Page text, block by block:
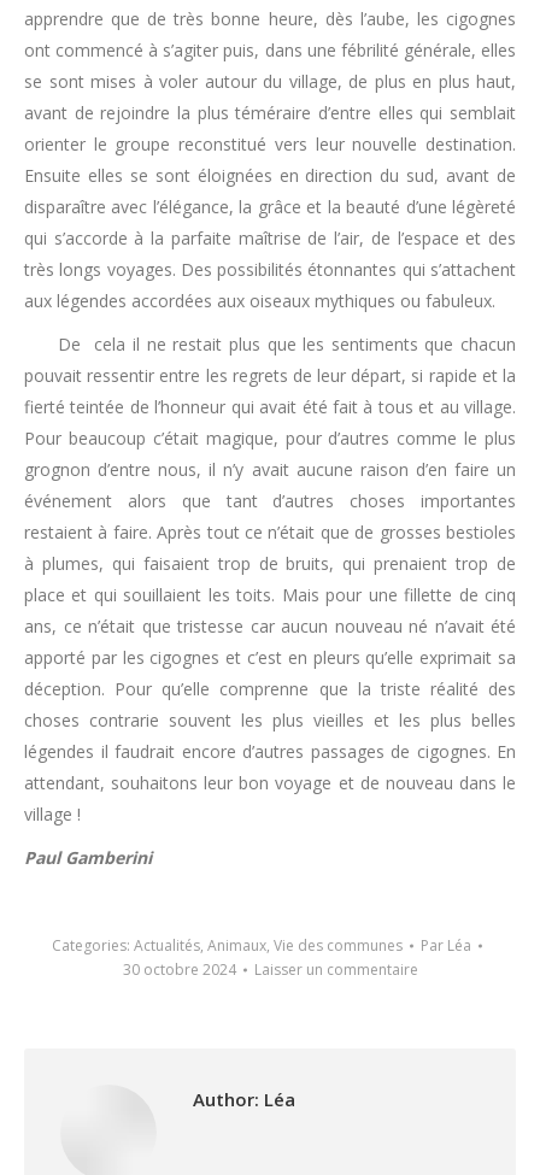
apprendre que de très bonne heure, dès l’aube, les cigognes
ont commencé à s’agiter puis, dans une fébrilité générale, elles
se sont mises à voler autour du village, de plus en plus haut,
avant de rejoindre la plus téméraire d’entre elles qui semblait
orienter le groupe reconstitué vers leur nouvelle destination.
Ensuite elles se sont éloignées en direction du sud, avant de
disparaître avec l’élégance, la grâce et la beauté d’une légèreté
qui s’accorde à la parfaite maîtrise de l’air, de l’espace et des
très longs voyages. Des possibilités étonnantes qui s’attachent
aux légendes accordées aux oiseaux mythiques ou fabuleux.
De cela il ne restait plus que les sentiments que chacun
pouvait ressentir entre les regrets de leur départ, si rapide et la
fierté teintée de l’honneur qui avait été fait à tous et au village.
Pour beaucoup c’était magique, pour d’autres comme le plus
grognon d’entre nous, il n’y avait aucune raison d’en faire un
événement alors que tant d’autres choses importantes
restaient à faire. Après tout ce n’était que de grosses bestioles
à plumes, qui faisaient trop de bruits, qui prenaient trop de
place et qui souillaient les toits. Mais pour une fillette de cinq
ans, ce n’était que tristesse car aucun nouveau né n’avait été
apporté par les cigognes et c’est en pleurs qu’elle exprimait sa
déception. Pour qu’elle comprenne que la triste réalité des
choses contrarie souvent les plus vieilles et les plus belles
légendes il faudrait encore d’autres passages de cigognes. En
attendant, souhaitons leur bon voyage et de nouveau dans le
village !
Paul Gamberini
Categories: Actualités, Animaux, Vie des communes Par Léa
30 octobre 2024
Laisser un commentaire
Author: Léa